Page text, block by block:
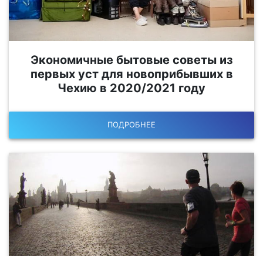
Экономичные бытовые советы из
первых уст для новоприбывших в
Чехию в 2020/2021 году
ПОДРОБНЕЕ